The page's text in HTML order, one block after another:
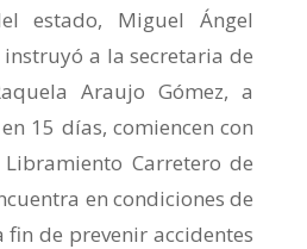
estado, Miguel Ángel
a la secretaria de
Araujo Gómez, a
15 días, comiencen con
Carretero de
en condiciones de
fin de prevenir accidentes